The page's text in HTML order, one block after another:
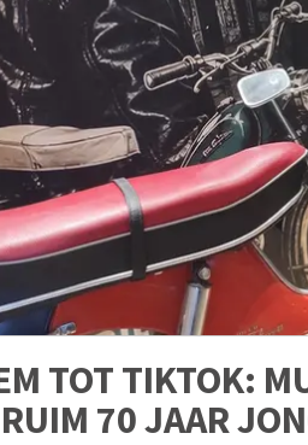
TOT TIKTOK:
70 JAAR